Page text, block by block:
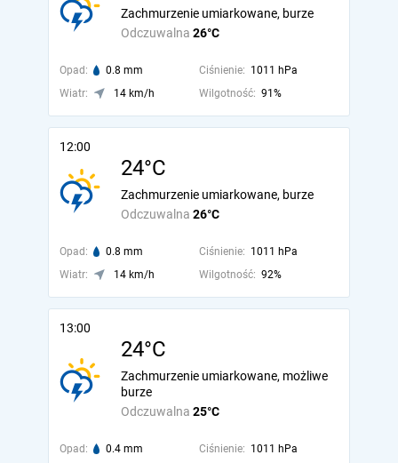
Odczuwalna 26°C
Zachmurzenie umiarkowane, burze
Opad: 0.8 mm Ciśnienie: 1011 hPa
Wiatr:
14 km/h Wilgotność: 91%
12:00
24°C
Odczuwalna 26°C
Zachmurzenie umiarkowane, burze
Opad: 0.8 mm Ciśnienie: 1011 hPa
Wiatr:
14 km/h Wilgotność: 92%
13:00
24°C
Odczuwalna 25°C
Zachmurzenie umiarkowane, możliwe
burze
Opad: 0.4 mm Ciśnienie: 1011 hPa